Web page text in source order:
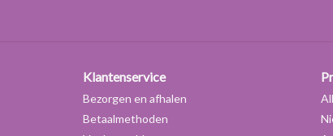
Klantenservice
Bezorgen en afhalen
Betaalmethoden